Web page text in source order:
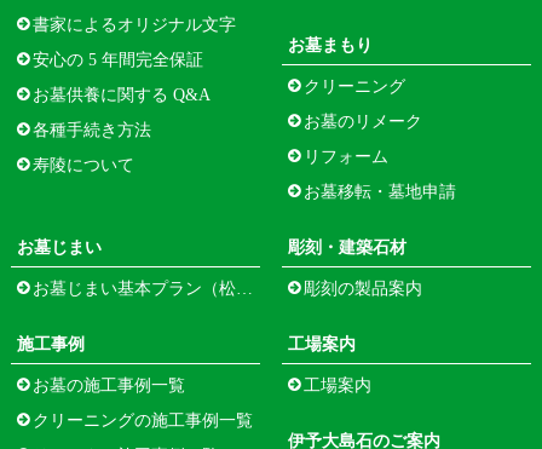
書家によるオリジナル文字
安心の 5 年間完全保証
お墓供養に関する Q&A
各種手続き方法
寿陵について
お墓まもり
クリーニング
お墓のリメーク
リフォーム
お墓移転・墓地申請
お墓じまい
お墓じまい基本プラン（松江市寺町）
彫刻・建築石材
彫刻の製品案内
施工事例
お墓の施工事例一覧
クリーニングの施工事例一覧
工場案内
工場案内
伊予大島石のご案内